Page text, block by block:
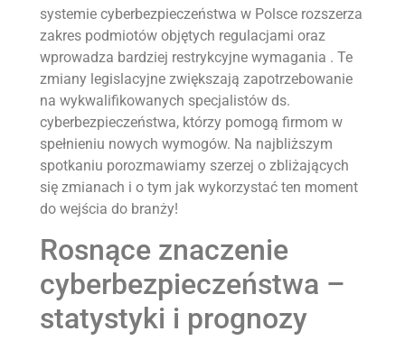
systemie cyberbezpieczeństwa w Polsce rozszerza
zakres podmiotów objętych regulacjami oraz
wprowadza bardziej restrykcyjne wymagania . Te
zmiany legislacyjne zwiększają zapotrzebowanie
na wykwalifikowanych specjalistów ds.
cyberbezpieczeństwa, którzy pomogą firmom w
spełnieniu nowych wymogów. Na najbliższym
spotkaniu porozmawiamy szerzej o zbliżających
się zmianach i o tym jak wykorzystać ten moment
do wejścia do branży!
Rosnące znaczenie
cyberbezpieczeństwa –
statystyki i prognozy